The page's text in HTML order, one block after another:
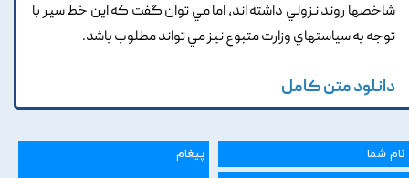
شاخصها روند نزولي داشته اند, اما مي توان گفت که اين خط سير با
توجه به سياستهاي وزارت متبوع نيز مي تواند مطلوب باشد.
دانلود متن کامل